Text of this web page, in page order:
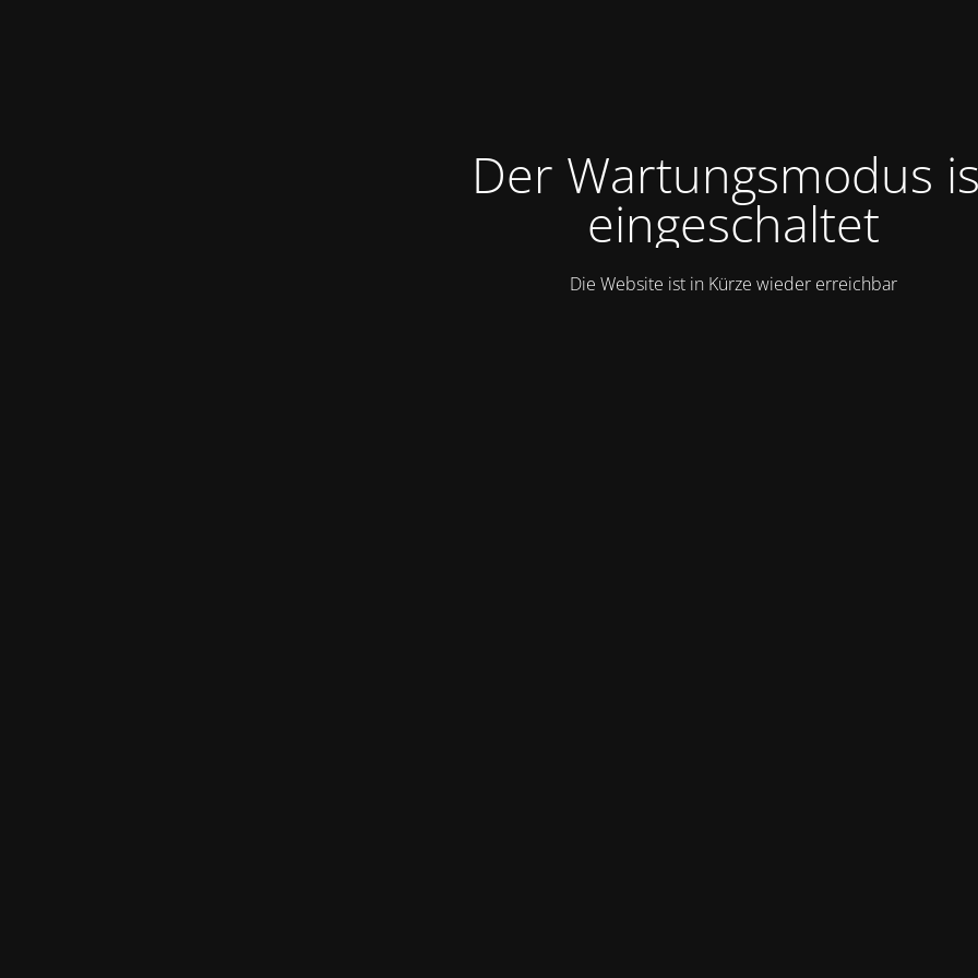
Der Wartungsmodus
eingeschaltet
Die Website ist in Kürze wieder erreichbar